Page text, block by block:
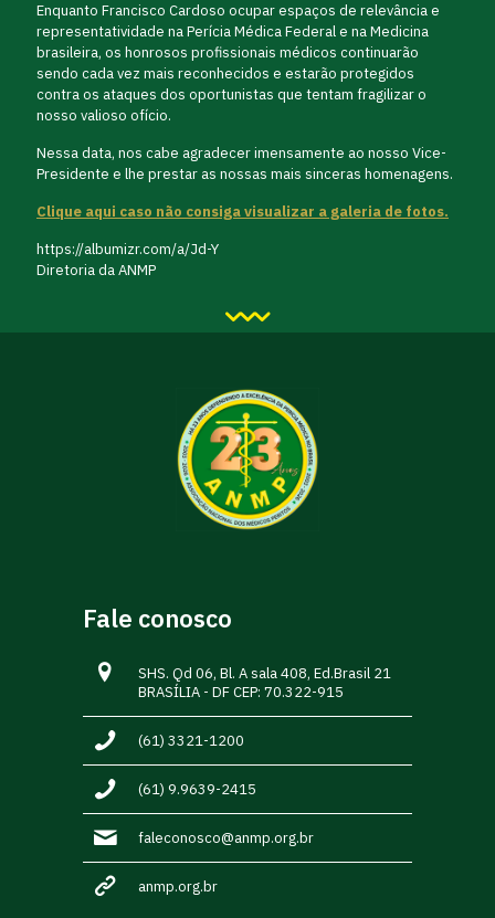
Enquanto Francisco Cardoso ocupar espaços de relevância e
representatividade na Perícia Médica Federal e na Medicina
brasileira, os honrosos profissionais médicos continuarão
sendo cada vez mais reconhecidos e estarão protegidos
contra os ataques dos oportunistas que tentam fragilizar o
nosso valioso ofício.
Nessa data, nos cabe agradecer imensamente ao nosso Vice-
Presidente e lhe prestar as nossas mais sinceras homenagens.
Clique aqui caso não consiga visualizar a galeria de fotos.
https://albumizr.com/a/Jd-Y
Diretoria da ANMP
Fale conosco
SHS. Qd 06, Bl. A sala 408, Ed.Brasil 21
BRASÍLIA - DF CEP: 70.322-915
(61) 3321-1200
(61) 9.9639-2415
faleconosco@anmp.org.br
anmp.org.br